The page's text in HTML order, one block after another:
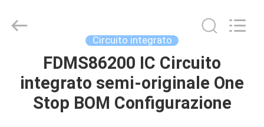
PRODOTTI
Blueto
Electronics&Communication
Circuito integrato
FDMS86200 IC Circuito
integrato semi-originale One
Stop BOM Configurazione